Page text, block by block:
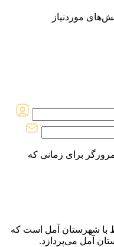
موردنیاز
برای زمانی که
با شهرستان آمل است که
آمل می‌پردازد.